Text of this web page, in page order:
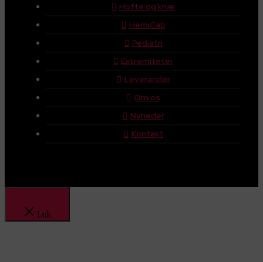
Hofte og knæ
HemiCap
Pediatri
Extremiteter
Leverandør
Om os
Nyheder
Kontakt
Luk